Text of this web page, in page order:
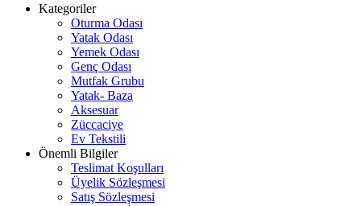
Kategoriler
Oturma Odası
Yatak Odası
Yemek Odası
Genç Odası
Mutfak Grubu
Yatak- Baza
Aksesuar
Züccaciye
Ev Tekstili
Önemli Bilgiler
Teslimat Koşulları
Üyelik Sözleşmesi
Satış Sözleşmesi